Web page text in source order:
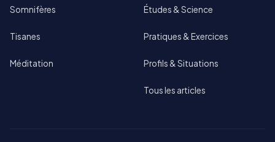
Somnifères
Tisanes
Méditation
Études & Science
Pratiques & Exercices
Profils & Situations
Tous les articles